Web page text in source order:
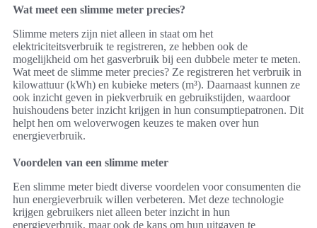
Wat meet een slimme meter precies?
Slimme meters zijn niet alleen in staat om het
elektriciteitsverbruik te registreren, ze hebben ook de
mogelijkheid om het gasverbruik bij een dubbele meter te meten.
Wat meet de slimme meter precies? Ze registreren het verbruik in
kilowattuur (kWh) en kubieke meters (m³). Daarnaast kunnen ze
ook inzicht geven in piekverbruik en gebruikstijden, waardoor
huishoudens beter inzicht krijgen in hun consumptiepatronen. Dit
helpt hen om weloverwogen keuzes te maken over hun
energieverbruik.
Voordelen van een slimme meter
Een slimme meter biedt diverse voordelen voor consumenten die
hun energieverbruik willen verbeteren. Met deze technologie
krijgen gebruikers niet alleen beter inzicht in hun
energieverbruik, maar ook de kans om hun uitgaven te